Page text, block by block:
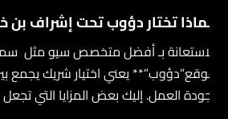
تختار دؤوب تحت إشراف بن
بـ أفضل متخصص سيو مثل
يعني اختيار شريك يجمع بين
العمل. إليك بعض المزايا التي تجعل